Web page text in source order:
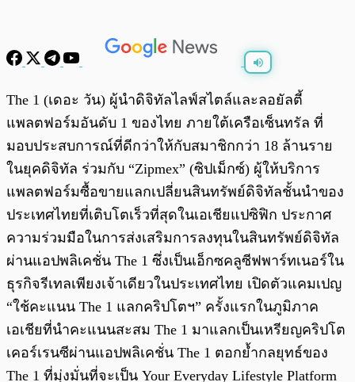
0:00 /0:00
The 1 (เดอะ วัน) ผู้นำดิจิทัลไลฟ์สไตล์และลอยัลตี้
แพลตฟอร์มอันดับ 1 ของไทย ภายใต้เครือเซ็นทรัล ที่
มอบประสบการณ์ที่ดีกว่าให้กับสมาชิกกว่า 18 ล้านราย
ในยุคดิจิทัล ร่วมกับ “Zipmex” (ซิปเม็กซ์) ผู้ให้บริการ
แพลตฟอร์มซื้อขายแลกเปลี่ยนสินทรัพย์ดิจิทัลชั้นนำของ
ประเทศไทยที่เติบโตเร็วที่สุดในเอเชียแปซิฟิก ประกาศ
ความร่วมมือในการส่งเสริมการลงทุนในสินทรัพย์ดิจิทัล
ผ่านแอปพลิเคชั่น The 1 ซึ่งเป็นเอ็กซคลูซีฟพาร์ทเนอร์ใน
ธุรกิจรีเทลเพียงเจ้าเดียวในประเทศไทย เปิดตัวแคมเปญ
“ใช้คะแนน The 1 แลกคริปโตฯ” ครั้งแรกในภูมิภาค
เอเชียที่นำคะแนนสะสม The 1 มาแลกเป็นเหรียญคริปโต
เคอร์เรนซีผ่านแอปพลิเคชั่น The 1 ตอกย้ำกลยุทธ์ของ
The 1 ที่มุ่งมั่นที่จะเป็น Your Everyday Lifestyle Platform